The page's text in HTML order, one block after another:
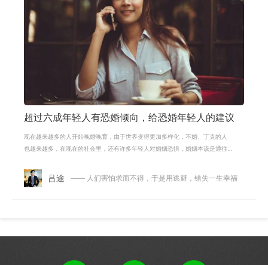
超过六成年轻人有恐婚倾向，给恐婚年轻人的建议
现在越来越多的人开始晚婚晚育，由于世界变得更加多样化，不婚、丁克的人
也越来越多，在现在的社会里，还有许多年轻人对婚姻恐惧，婚姻本该是通往
吕途 —— 人们害怕求而不得，于是用逃避，错失一生幸福